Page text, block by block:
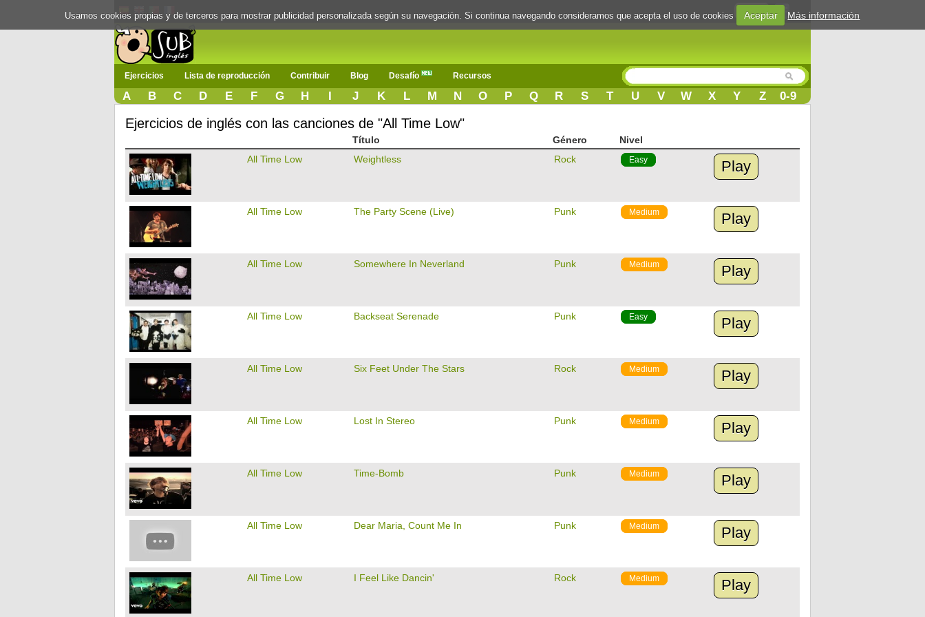
Login
Ejercicios Lista de reproducción Contribuir Blog Desafío Recursos
A B C D E F G H I J K L M N O P Q R S T U V W X Y Z 0-9
Ejercicios de inglés con las canciones de "All Time Low"
Título Género
Nivel
All Time Low
Weightless Rock Easy Play
All Time Low The Party Scene (Live) Punk Medium Play
All Time Low Somewhere In Neverland Punk Medium Play
All Time Low Backseat Serenade Punk Easy Play
All Time Low Six Feet Under The Stars Rock Medium Play
All Time Low Lost In Stereo Punk Medium Play
All Time Low Time-Bomb Punk Medium Play
All Time Low Dear Maria, Count Me In Punk Medium Play
All Time Low I Feel Like Dancin' Rock Medium Play
Usamos cookies propias y de terceros para mostrar publicidad personalizada según su navegación. Si continua navegando consideramos que acepta el uso de cookies Aceptar Más información